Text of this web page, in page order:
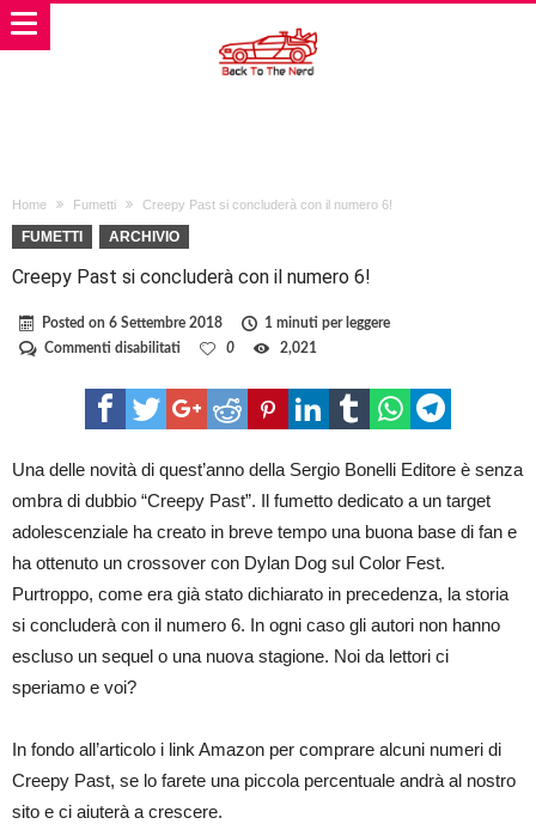
Home Fumetti Creepy Past si concluderà con il numero 6!
FUMETTI ARCHIVIO
Creepy Past si concluderà con il numero 6!
Posted on 6 Settembre 2018
1 minuti per leggere
Commenti disabilitati
si
concluderà
numero
6!
0 2,021
Una delle novità di quest’anno della Sergio Bonelli Editore è senza
ombra di dubbio “Creepy Past”. Il fumetto dedicato a un target
adolescenziale ha creato in breve tempo una buona base di fan e
ha ottenuto un crossover con Dylan Dog sul Color Fest.
Purtroppo, come era già stato dichiarato in precedenza, la storia
si concluderà con il numero 6. In ogni caso gli autori non hanno
escluso un sequel o una nuova stagione. Noi da lettori ci
speriamo e voi?
In fondo all’articolo i link Amazon per comprare alcuni numeri di
Creepy Past, se lo farete una piccola percentuale andrà al nostro
sito e ci aiuterà a crescere.